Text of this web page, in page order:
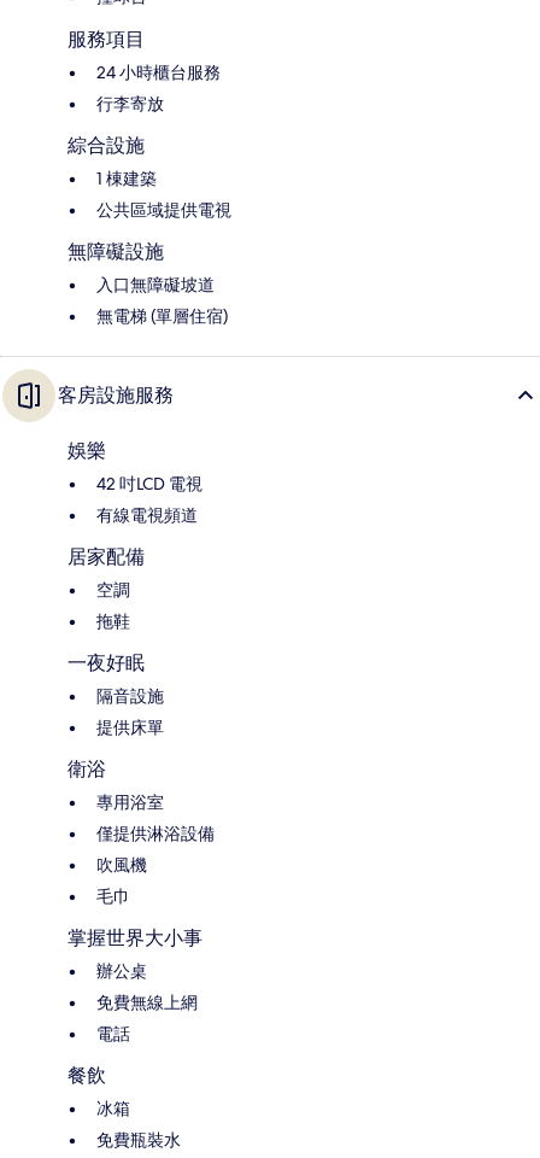
服務項目
24 小時櫃台服務
行李寄放
綜合設施
1 棟建築
公共區域提供電視
無障礙設施
入口無障礙坡道
無電梯 (單層住宿)
客房設施服務
娛樂
42 吋LCD 電視
有線電視頻道
居家配備
空調
拖鞋
一夜好眠
隔音設施
提供床單
衛浴
專用浴室
僅提供淋浴設備
吹風機
毛巾
掌握世界大小事
辦公桌
免費無線上網
電話
餐飲
冰箱
免費瓶裝水